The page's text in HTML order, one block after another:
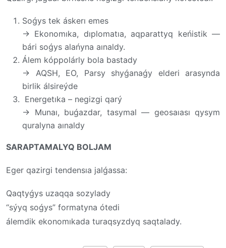
Soǵys tek áskerı emes
→ Ekonomıka, dıplomatıa, aqparattyq keńistik —
bári soǵys alańyna aınaldy.
Álem kóppolárly bola bastady
→ AQSH, EO, Parsy shyǵanaǵy elderi arasynda
birlik álsireýde
Energetıka – negizgi qarý
→ Munaı, buǵazdar, tasymal — geosaıası qysym
quralyna aınaldy
SARAPTAMALYQ BOLJAM
Eger qazirgi tendensıa jalǵassa:
Qaqtyǵys uzaqqa sozylady
“sýyq soǵys” formatyna ótedi
álemdik ekonomıkada turaqsyzdyq saqtalady.